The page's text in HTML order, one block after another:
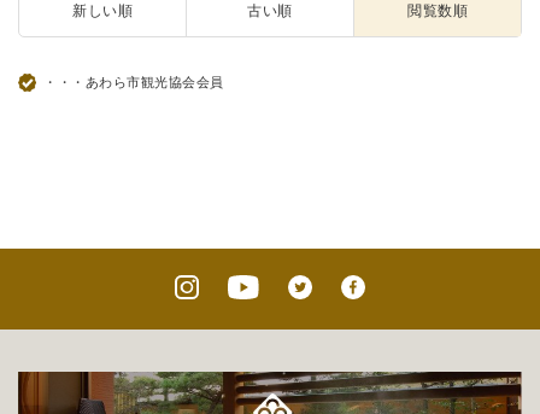
新しい順 古い順 閲覧数順
・・・あわら市観光協会会員